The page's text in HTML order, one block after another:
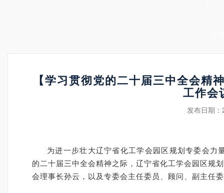
【学习贯彻党的二十届三中全会精
工作会
发布日期：
为进一步壮大辽宁省化工学会园区规划专委会
的二十届三中全会精神之际，辽宁省化工学会园区规
会理事长孙云，以及专委会主任委员、顾问、副主任